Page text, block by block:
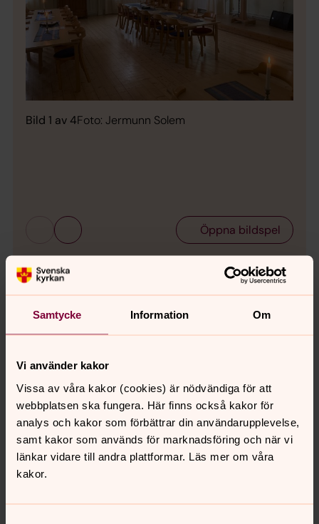
Samtycke Information Om
Vi använder kakor
Vissa av våra kakor (cookies) är nödvändiga för att
webbplatsen ska fungera. Här finns också kakor för
analys och kakor som förbättrar din användarupplevelse,
samt kakor som används för marknadsföring och när vi
länkar vidare till andra plattformar. Läs mer om våra
kakor.
Bild 1 av 4Foto: Jermunn Solem
Öppna bildspel
Indals kyrka
Trygg och gammal med sina vita murar, sin fantastiska
dörr utan motstycke!
Bagarstugan i Indal
Vill du baka på gammaldags vis med vedeldad ugn? Då
kan du hyra vår bagarstuga i Indal! Ring expedition på
060-19 99 04 för att boka. Hyrpris 100 kr.
Orgeln i Indals kyrka